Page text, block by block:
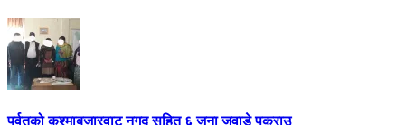
पर्वतको कुश्माबजारवाट नगद सहित ६ जना जुवाडे पक्राउ